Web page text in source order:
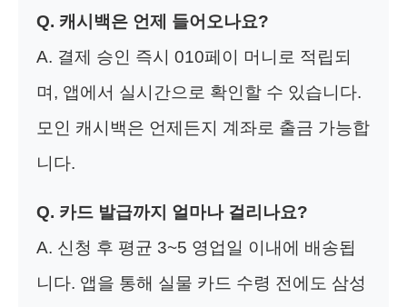
Q. 캐시백은 언제 들어오나요?
A. 결제 승인 즉시 010페이 머니로 적립되
며, 앱에서 실시간으로 확인할 수 있습니다.
모인 캐시백은 언제든지 계좌로 출금 가능합
니다.
Q. 카드 발급까지 얼마나 걸리나요?
A. 신청 후 평균 3~5 영업일 이내에 배송됩
니다. 앱을 통해 실물 카드 수령 전에도 삼성